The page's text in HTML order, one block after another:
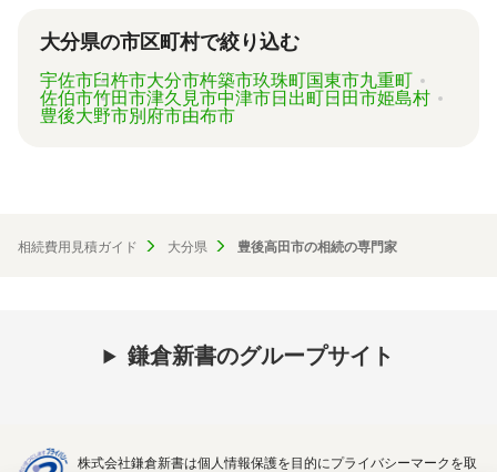
ずは見積を取り寄せてみましょう。
大分県の市区町村で絞り込む
宇佐市臼杵市大分市杵築市玖珠町国東市九重町
佐伯市竹田市津久見市中津市日出町日田市姫島村
豊後大野市別府市由布市
相続費用見積ガイド 大分県 豊後高田市の相続の専門家
鎌倉新書のグループサイト
株式会社鎌倉新書は個人情報保護を目的にプライバシーマークを取